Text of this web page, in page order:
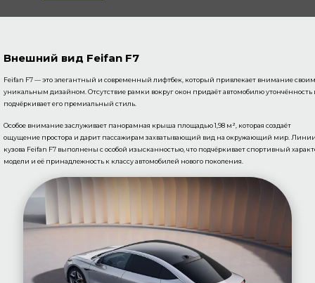
Внешний вид Feifan F7
Feifan F7 — это элегантный и современный лифтбек, который привлекает внимание своим
уникальным дизайном. Отсутствие рамки вокруг окон придаёт автомобилю утончённость
подчёркивает его премиальный стиль.
Особое внимание заслуживает панорамная крыша площадью 1,98 м², которая создаёт
ощущение простора и дарит пассажирам захватывающий вид на окружающий мир.
кузова Feifan F7 выполнены с особой изысканностью, что подчёркивает спортивный
модели и её принадлежность к классу автомобилей нового поколения.